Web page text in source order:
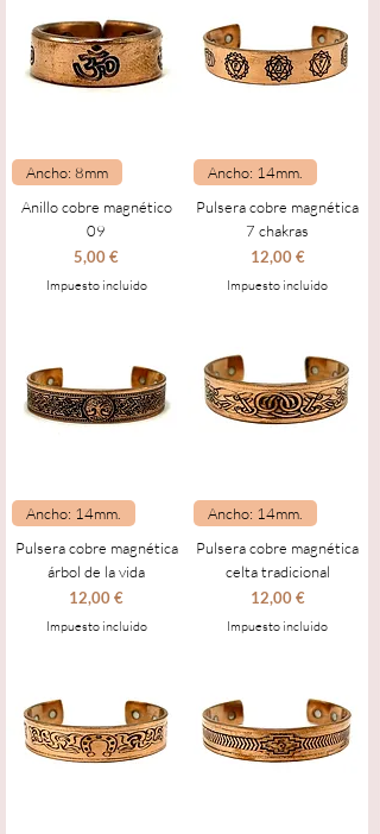
Ancho: 8mm
Anillo cobre magnético
09
Precio
5,00 €
Impuesto incluido
Ancho: 14mm.
Pulsera cobre magnética
7 chakras
Precio
12,00 €
Impuesto incluido
Ancho: 14mm.
Pulsera cobre magnética
árbol de la vida
Precio
12,00 €
Impuesto incluido
Ancho: 14mm.
Pulsera cobre magnética
celta tradicional
Precio
12,00 €
Impuesto incluido